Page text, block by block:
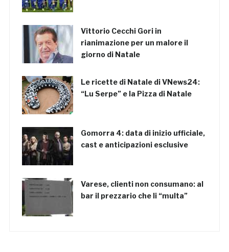
Vittorio Cecchi Gori in
rianimazione per un malore il
giorno di Natale
Le ricette di Natale di VNews24:
“Lu Serpe” e la Pizza di Natale
Gomorra 4: data di inizio ufficiale,
cast e anticipazioni esclusive
Varese, clienti non consumano: al
bar il prezzario che li “multa”